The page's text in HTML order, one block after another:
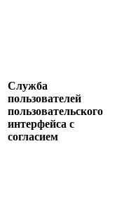
Служба
пользователей
пользовательского
интерфейса с
согласием